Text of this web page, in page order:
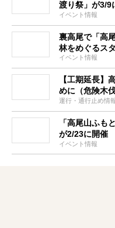
渡り祭」が3/9
イベント情報
裏高尾で「高
林をめぐるス
イベント情報
【工期延長】
めに（危険木
運行・通行止め情
「高尾山ふも
が2/23に開催
イベント情報